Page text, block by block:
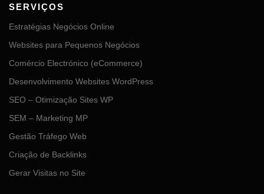
SERVIÇOS
Estratégias Negócios Online
Websites para Pequenos Negócios
Comércio Electrónico (eCommerce)
Desenvolvimento Websites WordPress
SEO – Otimização Sites WP
SEM – Marketing MP
Gestão Tráfego Web
Criação de Backlinks
Gerar Visitas no Site